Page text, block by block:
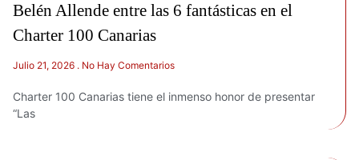
Belén Allende entre las 6 fantásticas en el
Charter 100 Canarias
Julio 21, 2026 No Hay Comentarios
Charter 100 Canarias tiene el inmenso honor de presentar
“Las